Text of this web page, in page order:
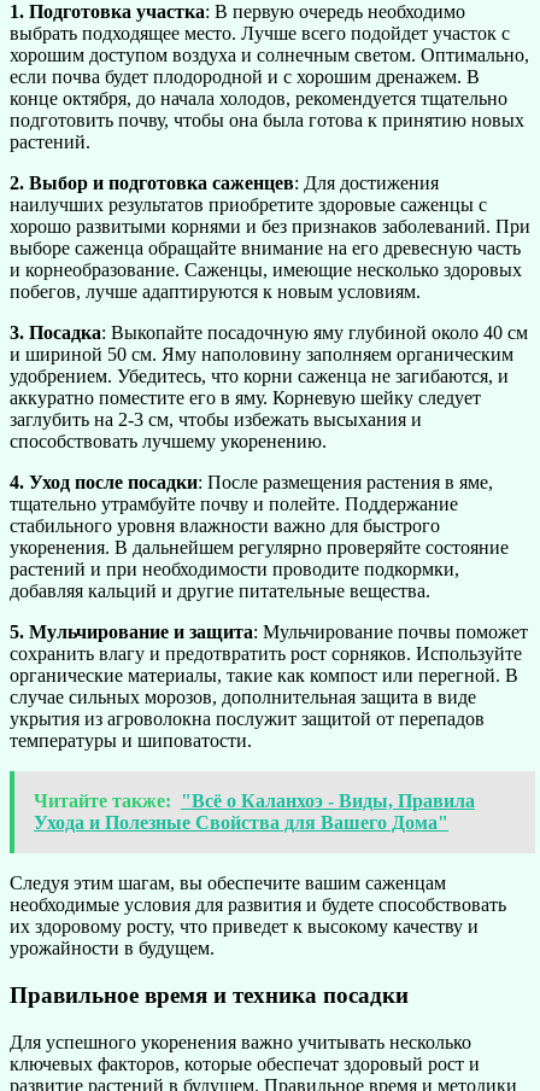
1. Подготовка участка: В первую очередь необходимо
выбрать подходящее место. Лучше всего подойдет участок с
хорошим доступом воздуха и солнечным светом. Оптимально,
если почва будет плодородной и с хорошим дренажем. В
конце октября, до начала холодов, рекомендуется тщательно
подготовить почву, чтобы она была готова к принятию новых
растений.
2. Выбор и подготовка саженцев: Для достижения
наилучших результатов приобретите здоровые саженцы с
хорошо развитыми корнями и без признаков заболеваний. При
выборе саженца обращайте внимание на его древесную часть
и корнеобразование. Саженцы, имеющие несколько здоровых
побегов, лучше адаптируются к новым условиям.
3. Посадка: Выкопайте посадочную яму глубиной около 40 см
и шириной 50 см. Яму наполовину заполняем органическим
удобрением. Убедитесь, что корни саженца не загибаются, и
аккуратно поместите его в яму. Корневую шейку следует
заглубить на 2-3 см, чтобы избежать высыхания и
способствовать лучшему укоренению.
4. Уход после посадки: После размещения растения в яме,
тщательно утрамбуйте почву и полейте. Поддержание
стабильного уровня влажности важно для быстрого
укоренения. В дальнейшем регулярно проверяйте состояние
растений и при необходимости проводите подкормки,
добавляя кальций и другие питательные вещества.
5. Мульчирование и защита: Мульчирование почвы поможет
сохранить влагу и предотвратить рост сорняков. Используйте
органические материалы, такие как компост или перегной. В
случае сильных морозов, дополнительная защита в виде
укрытия из агроволокна послужит защитой от перепадов
температуры и шиповатости.
Читайте также: "Всё о Каланхоэ - Виды, Правила
Ухода и Полезные Свойства для Вашего Дома"
Следуя этим шагам, вы обеспечите вашим саженцам
необходимые условия для развития и будете способствовать
их здоровому росту, что приведет к высокому качеству и
урожайности в будущем.
Правильное время и техника посадки
Для успешного укоренения важно учитывать несколько
ключевых факторов, которые обеспечат здоровый рост и
развитие растений в будущем. Правильное время и методики